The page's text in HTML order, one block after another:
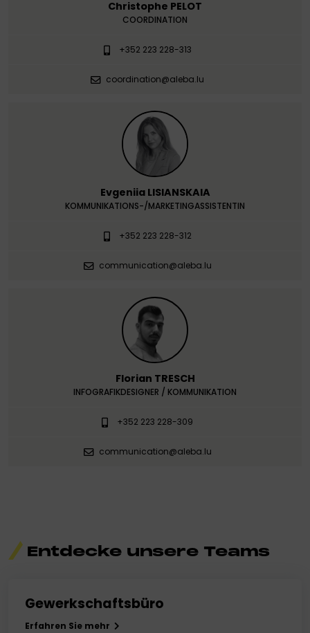
Christophe PELOT
COORDINATION
+352 223 228-313
coordination@aleba.lu
Evgeniia LISIANSKAIA
KOMMUNIKATIONS-/MARKETINGASSISTENTIN
+352 223 228-312
communication@aleba.lu
Florian TRESCH
INFOGRAFIKDESIGNER / KOMMUNIKATION
+352 223 228-309
communication@aleba.lu
Entdecke unsere Teams
Gewerkschaftsbüro
Erfahren Sie mehr